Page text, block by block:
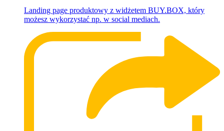
Landing page produktowy z widżetem BUY.BOX, który
możesz wykorzystać np. w social mediach.